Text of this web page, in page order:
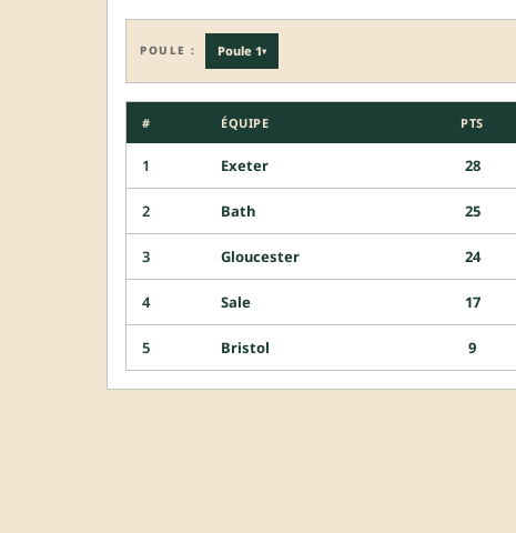
POULE : Poule 1▾
# ÉQUIPE PTS
1 Exeter 28
2 Bath 25
3 Gloucester 24
4 Sale 17
5 Bristol 9